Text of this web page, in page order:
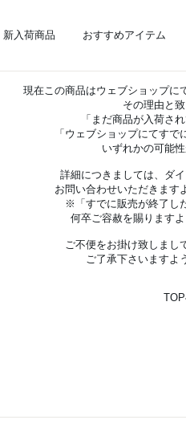
新入荷商品 おすすめアイテム
現在この商品はウェブショップに
その理由と致
「まだ商品が入荷さ
「ウェブショップにてすで
いずれかの可能性
詳細につきましては、ダ
お問い合わせいただきます
※「すでに販売が終了し
何卒ご容赦を賜りますよ
ご不便をお掛け致しまし
ご了承下さいますよ